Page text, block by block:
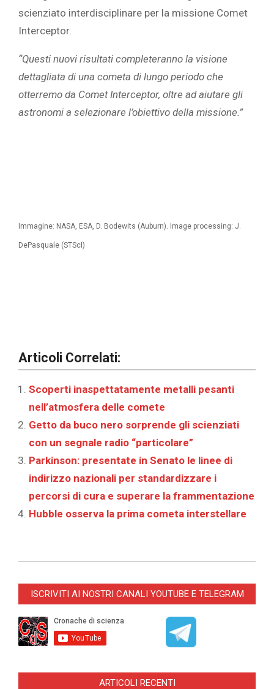
scienziato interdisciplinare per la missione Comet
Interceptor.
“Questi nuovi risultati completeranno la visione
dettagliata di una cometa di lungo periodo che
otterremo da Comet Interceptor, oltre ad aiutare gli
astronomi a selezionare l’obiettivo della missione.”
Immagine: NASA, ESA, D. Bodewits (Auburn). Image processing: J.
DePasquale (STScI)
Articoli Correlati:
Scoperti inaspettatamente metalli pesanti
nell’atmosfera delle comete
Getto da buco nero sorprende gli scienziati
con un segnale radio “particolare”
Parkinson: presentate in Senato le linee di
indirizzo nazionali per standardizzare i
percorsi di cura e superare la frammentazione
Hubble osserva la prima cometa interstellare
03-
ISCRIVITI AI NOSTRI CANALI YOUTUBE E TELEGRAM
ARTICOLI RECENTI